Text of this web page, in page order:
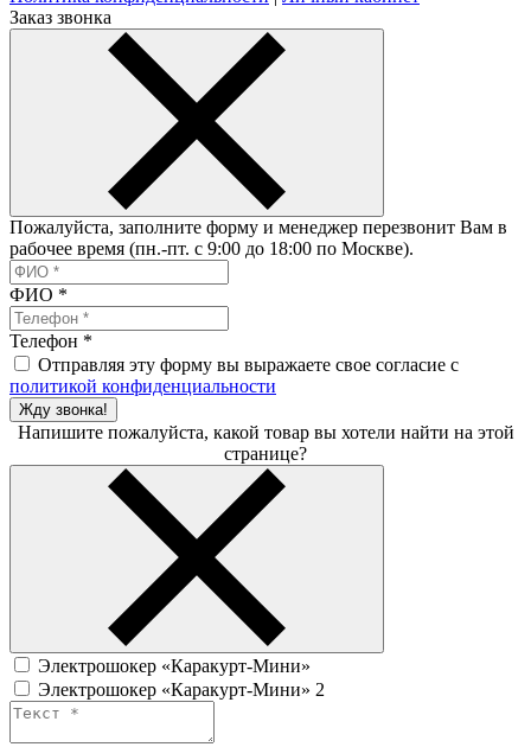
Заказ звонка
Пожалуйста, заполните форму и менеджер перезвонит Вам в
рабочее время (пн.-пт. с 9:00 до 18:00 по Москве).
ФИО *
Телефон *
Отправляя эту форму вы выражаете свое согласие с
политикой конфиденциальности
Жду звонка!
Напишите пожалуйста, какой товар вы хотели найти на этой
странице?
Электрошокер «Каракурт-Мини»
Электрошокер «Каракурт-Мини» 2